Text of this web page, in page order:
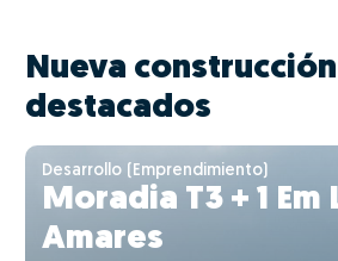
Nueva construcción
destacados
Desarrollo (Emprendimiento)
Moradia T3 + 1 Em
Amares